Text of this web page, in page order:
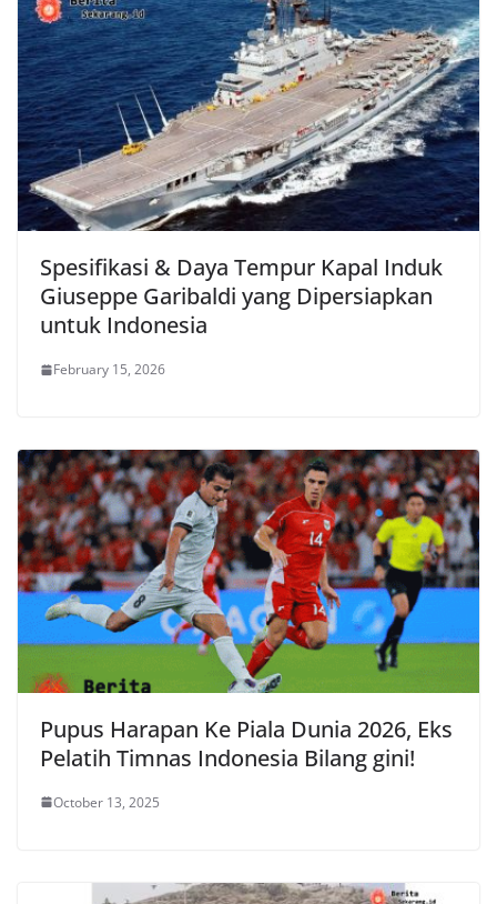
Spesifikasi & Daya Tempur Kapal Induk
Giuseppe Garibaldi yang Dipersiapkan
untuk Indonesia
February 15, 2026
Pupus Harapan Ke Piala Dunia 2026, Eks
Pelatih Timnas Indonesia Bilang gini!
October 13, 2025